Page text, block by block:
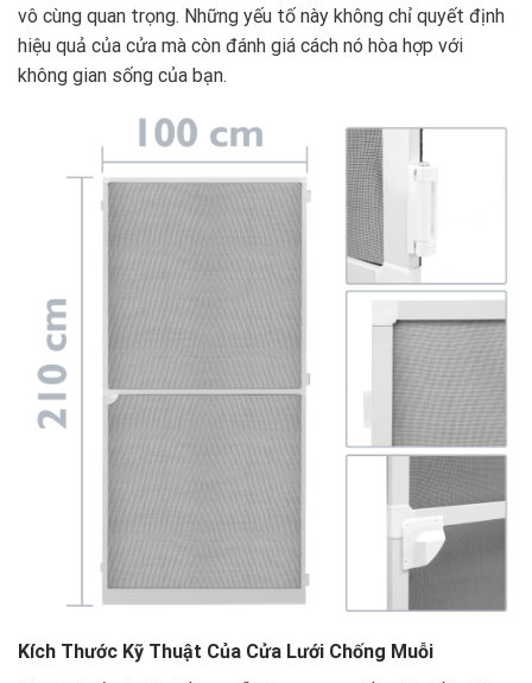
vô cùng quan trọng. Những yếu tố này không chỉ quyết định
hiệu quả của cửa mà còn đánh giá cách nó hòa hợp với
không gian sống của bạn.
Kích Thước Kỹ Thuật Của Cửa Lưới Chống Muỗi